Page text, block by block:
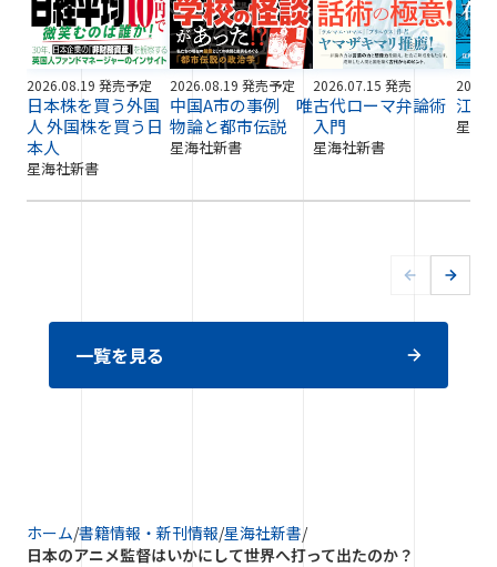
2026.08.19 発売予定
日本株を買う外国
人 外国株を買う日
本人
星海社新書
2026.08.19 発売予定
中国A市の事例 唯
物論と都市伝説
星海社新書
2026.07.15 発売
古代ローマ弁論術
入門
星海社新書
江戸
星海
一覧を見る
ホーム/書籍情報・新刊情報/星海社新書/
日本のアニメ監督はいかにして世界へ打って出たのか？